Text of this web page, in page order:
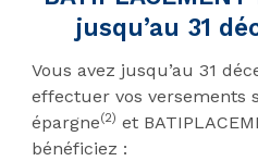
jusqu’au 31
Vous avez jusqu’au 31
effectuer vos versements
épargne(2) et
bénéficiez :